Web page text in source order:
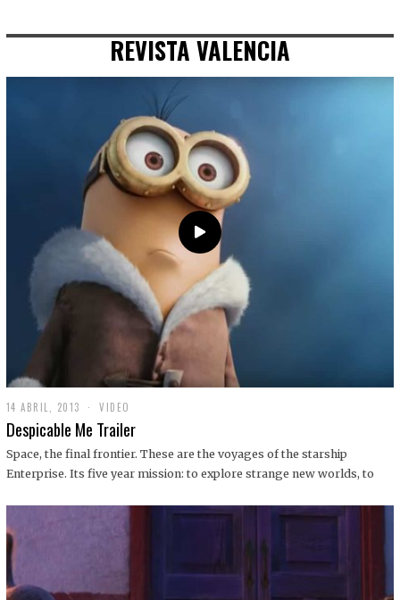
REVISTA VALENCIA
14 ABRIL, 2013
9
D
C
I
1
VIDEO
Despicable Me Trailer
Space, the final frontier. These are the voyages of the starship
Enterprise. Its five year mission: to explore strange new worlds, to